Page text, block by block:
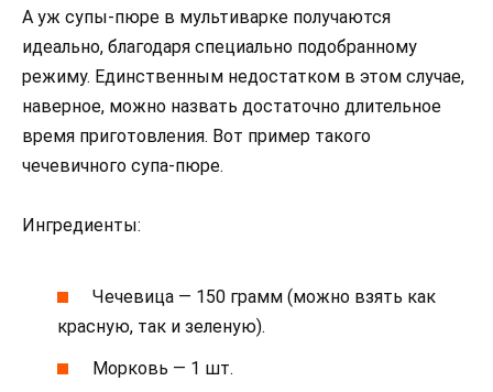
А уж супы-пюре в мультиварке получаются
идеально, благодаря специально подобранному
режиму. Единственным недостатком в этом случае,
наверное, можно назвать достаточно длительное
время приготовления. Вот пример такого
чечевичного супа-пюре.
Ингредиенты:
Чечевица — 150 грамм (можно взять как
красную, так и зеленую).
Морковь — 1 шт.